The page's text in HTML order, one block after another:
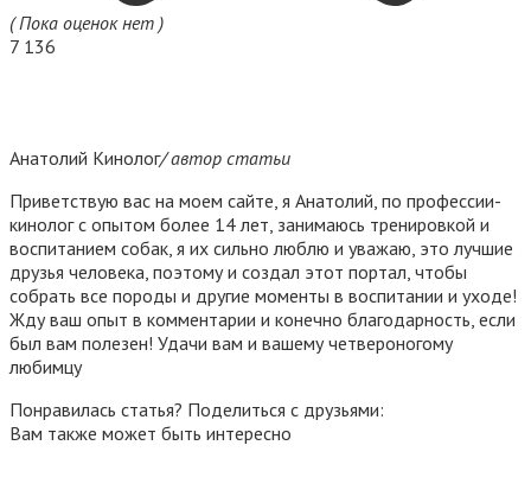
( Пока оценок нет )
7 136
Анатолий Кинолог/ автор статьи
Приветствую вас на моем сайте, я Анатолий, по профессии-
кинолог с опытом более 14 лет, занимаюсь тренировкой и
воспитанием собак, я их сильно люблю и уважаю, это лучшие
друзья человека, поэтому и создал этот портал, чтобы
собрать все породы и другие моменты в воспитании и уходе!
Жду ваш опыт в комментарии и конечно благодарность, если
был вам полезен! Удачи вам и вашему четвероногому
любимцу
Понравилась статья? Поделиться с друзьями:
Вам также может быть интересно